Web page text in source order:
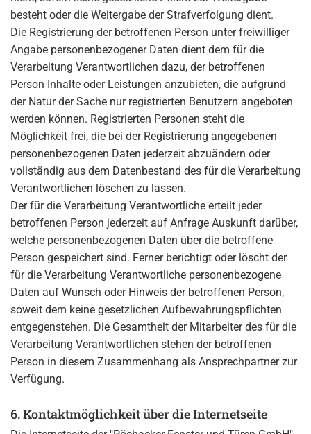
besteht oder die Weitergabe der Strafverfolgung dient.
Die Registrierung der betroffenen Person unter freiwilliger
Angabe personenbezogener Daten dient dem für die
Verarbeitung Verantwortlichen dazu, der betroffenen
Person Inhalte oder Leistungen anzubieten, die aufgrund
der Natur der Sache nur registrierten Benutzern angeboten
werden können. Registrierten Personen steht die
Möglichkeit frei, die bei der Registrierung angegebenen
personenbezogenen Daten jederzeit abzuändern oder
vollständig aus dem Datenbestand des für die Verarbeitung
Verantwortlichen löschen zu lassen.
Der für die Verarbeitung Verantwortliche erteilt jeder
betroffenen Person jederzeit auf Anfrage Auskunft darüber,
welche personenbezogenen Daten über die betroffene
Person gespeichert sind. Ferner berichtigt oder löscht der
für die Verarbeitung Verantwortliche personenbezogene
Daten auf Wunsch oder Hinweis der betroffenen Person,
soweit dem keine gesetzlichen Aufbewahrungspflichten
entgegenstehen. Die Gesamtheit der Mitarbeiter des für die
Verarbeitung Verantwortlichen stehen der betroffenen
Person in diesem Zusammenhang als Ansprechpartner zur
Verfügung.
6. Kontaktmöglichkeit über die Internetseite